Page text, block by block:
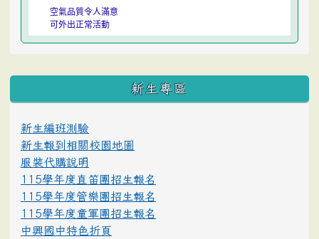
空氣品質令人滿意
可外出正常活動
:::
新生專區
新生編班測驗
新生報到相關校園地圖
服裝代購說明
115學年度直笛團招生報名
115學年度管樂團招生報名
115學年度童軍團招生報名
中興國中特色折頁